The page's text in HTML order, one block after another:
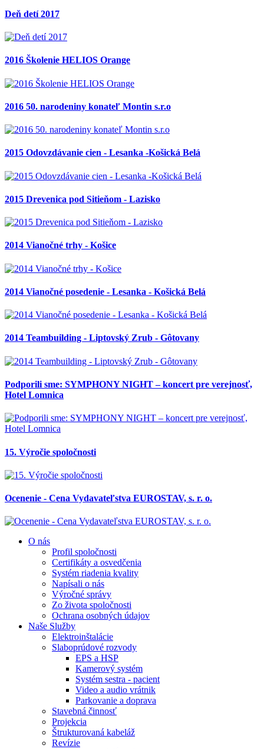
Deň detí 2017
2016 Školenie HELIOS Orange
2016 50. narodeniny konateľ Montin s.r.o
2015 Odovzdávanie cien - Lesanka -Košická Belá
2015 Drevenica pod Sitieňom - Lazisko
2014 Vianočné trhy - Košice
2014 Vianočné posedenie - Lesanka - Košická Belá
2014 Teambuilding - Liptovský Zrub - Gôtovany
Podporili sme: SYMPHONY NIGHT – koncert pre verejnosť,
Hotel Lomnica
15. Výročie spoločnosti
Ocenenie - Cena Vydavateľstva EUROSTAV, s. r. o.
O nás
Profil spoločnosti
Certifikáty a osvedčenia
Systém riadenia kvality
Napísali o nás
Výročné správy
Zo života spoločnosti
Ochrana osobných údajov
Naše Služby
Elektroinštalácie
Slaboprúdové rozvody
EPS a HSP
Kamerový systém
Systém sestra - pacient
Video a audio vrátnik
Parkovanie a doprava
Stavebná činnosť
Projekcia
Štrukturovaná kabeláž
Revízie